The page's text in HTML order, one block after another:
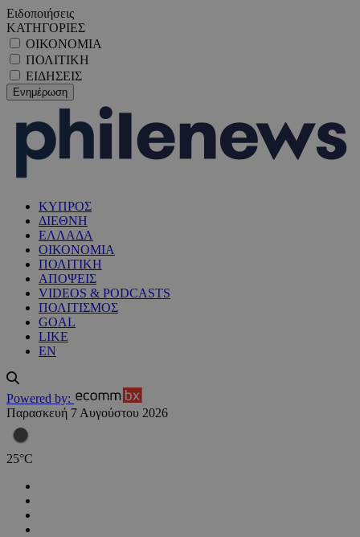
Ειδοποιήσεις
ΚΑΤΗΓΟΡΙΕΣ
ΟΙΚΟΝΟΜΙΑ
ΠΟΛΙΤΙΚΗ
ΕΙΔΗΣΕΙΣ
ΚΥΠΡΟΣ
ΔΙΕΘΝΗ
ΕΛΛΑΔΑ
ΟΙΚΟΝΟΜΙΑ
ΠΟΛΙΤΙΚΗ
ΑΠΟΨΕΙΣ
VIDEOS & PODCASTS
ΠΟΛΙΤΙΣΜΟΣ
GOAL
LIKE
EN
Powered by:
Παρασκευή 7 Αυγούστου 2026
25°C